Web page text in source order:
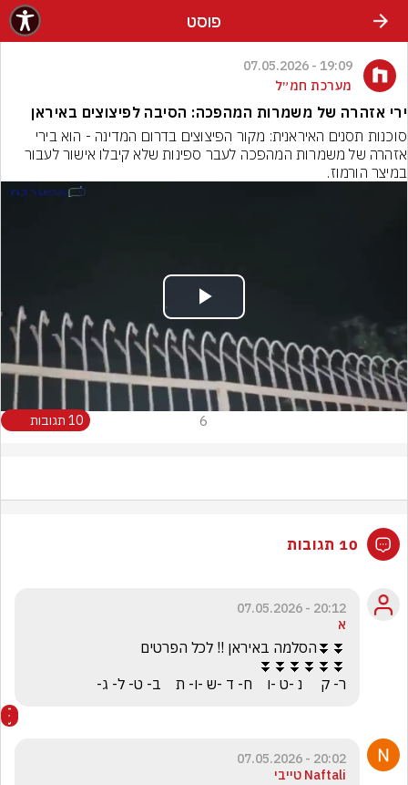
פוסט
19:09 - 07.05.2026
מערכת חמ״ל
ירי אזהרה של משמרות המהפכה: הסיבה לפיצוצים באיראן
במיצר הורמוז.
Play
Video
6 10 תגובות
10 תגובות
20:12 - 07.05.2026
א
ר- ק     נ -ט -ו    ח- ד -ש -ו- ת    ב- ט- ל- ג-
20:02 - 07.05.2026
Naftali טייבי